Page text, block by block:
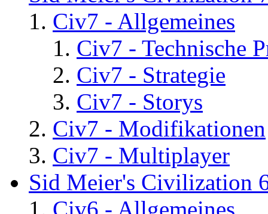
Civ7 - Allgemeines
Civ7 - Technische
Civ7 - Strategie
Civ7 - Storys
Civ7 - Modifikationen
Civ7 - Multiplayer
Sid Meier's Civilization
Civ6 - Allgemeines